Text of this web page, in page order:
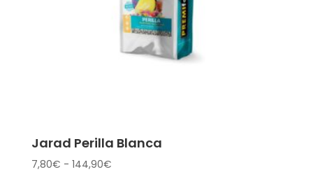
Jarad Perilla Blanca
7,80€ - 144,90€Rango